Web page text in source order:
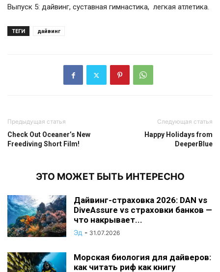
Выпуск 5: дайвинг, суставная гимнастика, легкая атлетика.
ТЕГИ дайвинг
Предыдущая статья
Check Out Oceaner’s New
Freediving Short Film!
Следующая статья
Happy Holidays from
DeeperBlue
ЭТО МОЖЕТ БЫТЬ ИНТЕРЕСНО
Дайвинг-страховка 2026: DAN vs
DiveAssure vs страховки банков —
что накрывает...
Эд - 31.07.2026
Морская биология для дайверов:
как читать риф как книгу